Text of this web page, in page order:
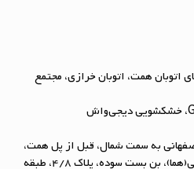
اتوبان همت، اتوبان خرازی، مجتمع
به سمت شمال، قبل از پل همت،
خیابان قموشی، بلوار عربشاهی(هما)، بن بست سوده، پلاک ۴/۸، طبقه